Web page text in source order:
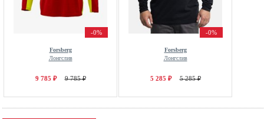
-0%
Forsberg
Лонгслив
9 785 ₽ 9 785 ₽
-0%
Forsberg
Лонгслив
5 285 ₽ 5 285 ₽